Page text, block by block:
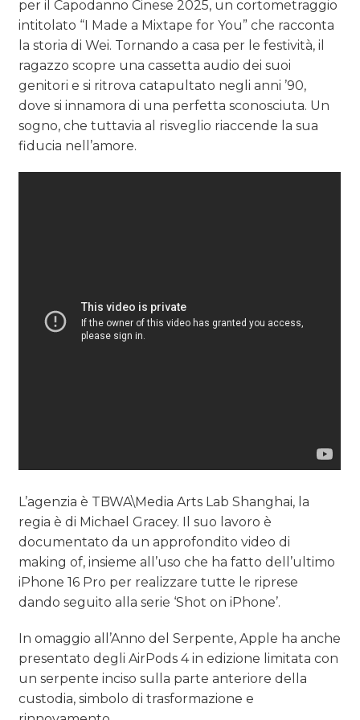
per il Capodanno Cinese 2025, un cortometraggio
intitolato “I Made a Mixtape for You” che racconta
la storia di Wei. Tornando a casa per le festività, il
ragazzo scopre una cassetta audio dei suoi
genitori e si ritrova catapultato negli anni ’90,
dove si innamora di una perfetta sconosciuta. Un
sogno, che tuttavia al risveglio riaccende la sua
fiducia nell’amore.
L’agenzia è TBWA\Media Arts Lab Shanghai, la
regia è di Michael Gracey. Il suo lavoro è
documentato da un approfondito video di
making of, insieme all’uso che ha fatto dell’ultimo
iPhone 16 Pro per realizzare tutte le riprese
dando seguito alla serie ‘Shot on iPhone’.
In omaggio all’Anno del Serpente, Apple ha anche
presentato degli AirPods 4 in edizione limitata con
un serpente inciso sulla parte anteriore della
custodia, simbolo di trasformazione e